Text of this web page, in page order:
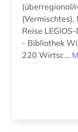
belfast (1)
belgien (16)
(überregional/
Reise
- Bibliothek
220 Wirtsc...